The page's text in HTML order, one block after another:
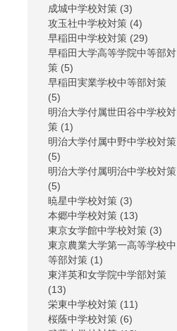
成城中学校対策 (3)
攻玉社中学校対策 (4)
早稲田中学校対策 (29)
早稲田大学高等学院中等部対
策 (5)
早稲田実業学校中等部対策
(5)
明治大学付属世田谷中学校対
策 (1)
明治大学付属中野中学校対策
(5)
明治大学付属明治中学校対策
(5)
暁星中学校対策 (3)
本郷中学校対策 (13)
東京女学館中学校対策 (3)
東京農業大学第一高等学校中
等部対策 (1)
東洋英和女学院中学部対策
(13)
栄東中学校対策 (11)
桜蔭中学校対策 (6)